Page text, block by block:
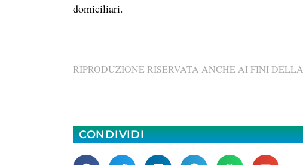
domiciliari.
RIPRODUZIONE RISERVATA ANCHE AI FINI
CONDIVIDI